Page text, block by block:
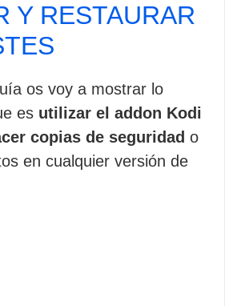
Y RESTAURAR
os voy a mostrar lo
es utilizar el addon Kodi
copias de seguridad o
en cualquier versión de